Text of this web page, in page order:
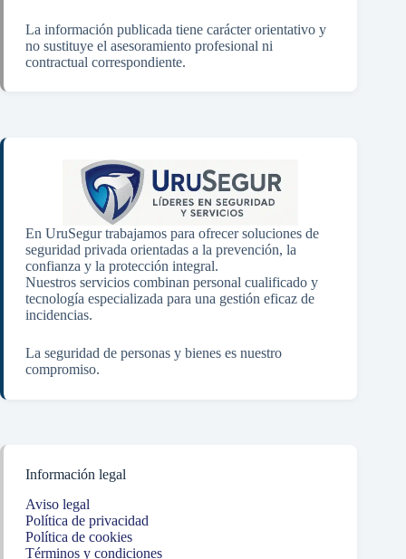
La información publicada tiene carácter orientativo y
no sustituye el asesoramiento profesional ni
contractual correspondiente.
En UruSegur trabajamos para ofrecer soluciones de
seguridad privada orientadas a la prevención, la
confianza y la protección integral.
Nuestros servicios combinan personal cualificado y
tecnología especializada para una gestión eficaz de
incidencias.
La seguridad de personas y bienes es nuestro
compromiso.
Información legal
Aviso legal
Política de privacidad
Política de cookies
Términos y condiciones